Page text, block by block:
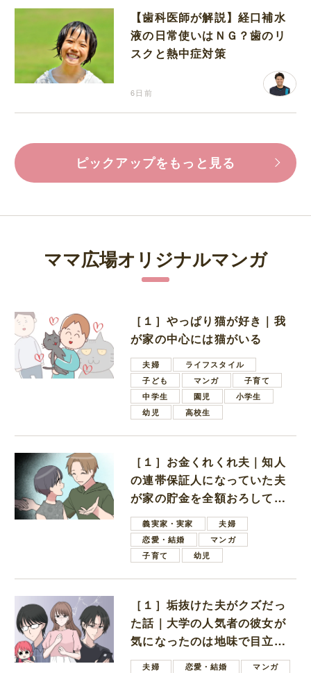
【歯科医師が解説】経口補水
液の日常使いはＮＧ？歯のリ
スクと熱中症対策
6日前
ピックアップをもっと見る
ママ広場オリジナルマンガ
［１］やっぱり猫が好き｜我
が家の中心には猫がいる
夫婦
ライフスタイル
子ども
マンガ
子育て
中学生
園児
小学生
幼児
高校生
［１］お金くれくれ夫｜知人
の連帯保証人になっていた夫
が家の貯金を全額おろしてほ
しいと言ってきた
義実家・実家
夫婦
恋愛・結婚
マンガ
子育て
幼児
［１］垢抜けた夫がクズだっ
た話｜大学の人気者の彼女が
気になったのは地味で目立た
ない男子学生
夫婦 恋愛・結婚
マンガ